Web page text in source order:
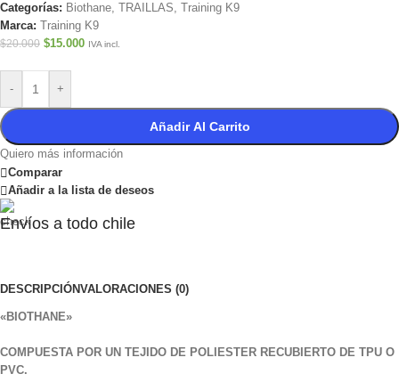
Categorías: Biothane, TRAILLAS, Training K9
Marca: Training K9
$20.000 $15.000 IVA incl.
- +
Añadir Al Carrito
Quiero más información
Comparar
Añadir a la lista de deseos
Envíos a todo chile
DESCRIPCIÓNVALORACIONES (0)
«BIOTHANE»
COMPUESTA POR UN TEJIDO DE POLIESTER RECUBIERTO DE TPU O
PVC.